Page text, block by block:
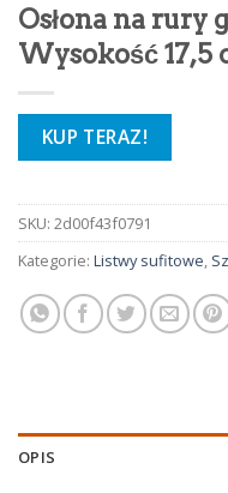
Osłona na rury
Wysokość 17,5
KUP TERAZ!
SKU: 2d00f43f0791
Kategorie: Listwy sufitowe,
OPIS